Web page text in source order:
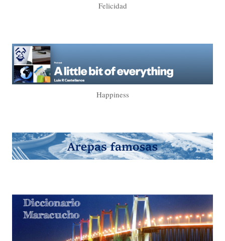
Felicidad
Happiness